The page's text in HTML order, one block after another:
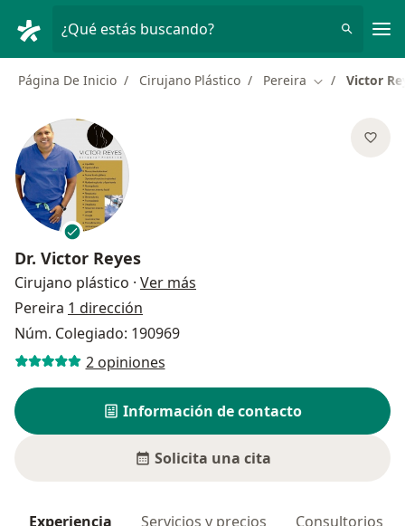
¿Qué estás buscando?
Página De Inicio Cirujano Plástico Pereira Cambiar de
Victor
Dr. Victor Reyes
Cirujano plástico · Ver más
Pereira 1 dirección
Núm. Colegiado: 190969
2 opiniones
Información de contacto
Solicita una cita
Experiencia Servicios y precios Consultorios